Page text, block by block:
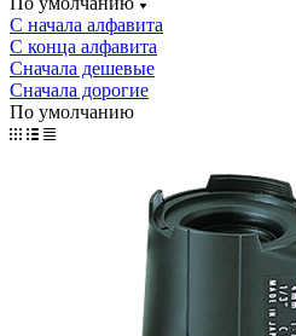
С начала алфавита
С конца алфавита
Сначала дешевые
Сначала дорогие
По умолчанию